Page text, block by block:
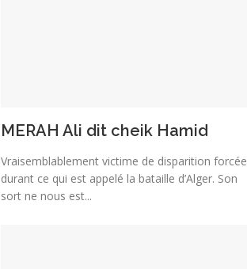
MERAH Ali dit cheik Hamid
Vraisemblablement victime de disparition forcée
durant ce qui est appelé la bataille d’Alger. Son
sort ne nous est...